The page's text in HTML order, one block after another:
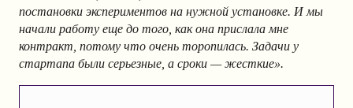
постановки экспериментов на нужной установке. И мы
начали работу еще до того, как она прислала мне
контракт, потому что очень торопилась. Задачи у
стартапа были серьезные, а сроки — жесткие».